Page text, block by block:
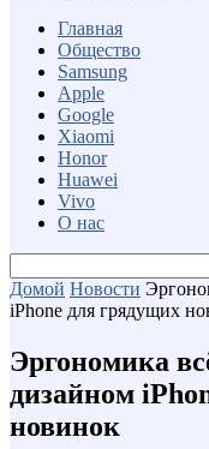
Главная
Общество
Samsung
Apple
Google
Xiaomi
Honor
Huawei
Vivo
О нас
Домой Новости
iPhone для грядущих
Эргономика
дизайном
новинок